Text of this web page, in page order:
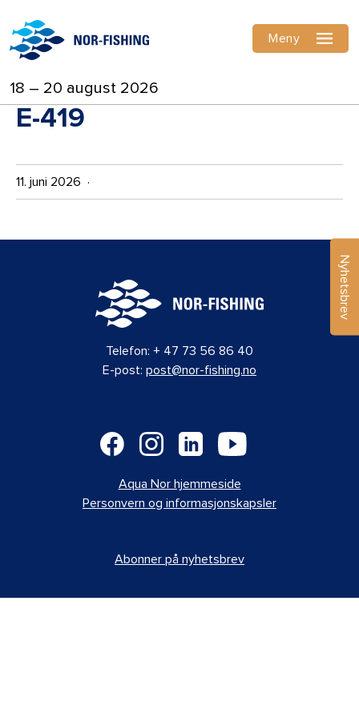
18 – 20 august 2026
Meny
E-419
11. juni 2026 ·
Nyhetsbrev
Telefon: + 47 73 56 86 40
E-post: post@nor-fishing.no
Aqua Nor hjemmeside
Personvern og informasjonskapsler
Abonner på nyhetsbrev